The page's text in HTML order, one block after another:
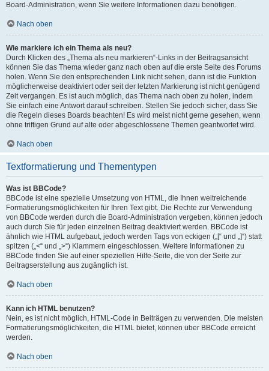
Board-Administration, wenn Sie weitere Informationen dazu benötigen.
Nach oben
Wie markiere ich ein Thema als neu?
Durch Klicken des „Thema als neu markieren“-Links in der Beitragsansicht
können Sie das Thema wieder ganz nach oben auf die erste Seite des Forums
holen. Wenn Sie den entsprechenden Link nicht sehen, dann ist die Funktion
möglicherweise deaktiviert oder seit der letzten Markierung ist nicht genügend
Zeit vergangen. Es ist auch möglich, das Thema nach oben zu holen, indem
Sie einfach eine Antwort darauf schreiben. Stellen Sie jedoch sicher, dass Sie
die Regeln dieses Boards beachten! Es wird meist nicht gerne gesehen, wenn
ohne triftigen Grund auf alte oder abgeschlossene Themen geantwortet wird.
Nach oben
Textformatierung und Thementypen
Was ist BBCode?
BBCode ist eine spezielle Umsetzung von HTML, die Ihnen weitreichende
Formatierungsmöglichkeiten für Ihren Text gibt. Die Rechte zur Verwendung
von BBCode werden durch die Board-Administration vergeben, können jedoch
auch durch Sie für jeden einzelnen Beitrag deaktiviert werden. BBCode ist
ähnlich wie HTML aufgebaut, jedoch werden Tags von eckigen („[“ und „]“) statt
spitzen („<“ und „>“) Klammern eingeschlossen. Weitere Informationen zu
BBCode finden Sie auf einer speziellen Hilfe-Seite, die von der Seite zur
Beitragserstellung aus zugänglich ist.
Nach oben
Kann ich HTML benutzen?
Nein, es ist nicht möglich, HTML-Code in Beiträgen zu verwenden. Die meisten
Formatierungsmöglichkeiten, die HTML bietet, können über BBCode erreicht
werden.
Nach oben